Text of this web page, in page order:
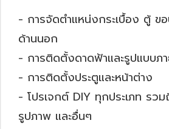
- การจัดตำแหน่งกระเบื้อง ตู้ ขอ
ด้านนอก
- การติดตั้งดาดฟ้าและรูปแบบภ
- การติดตั้งประตูและหน้าต่าง
- โปรเจกต์ DIY ทุกประเภท รว
รูปภาพ และอื่นๆ